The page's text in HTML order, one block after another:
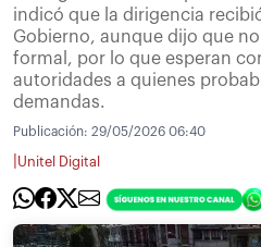
indicó que la dirigencia
Gobierno, aunque dijo que
formal, por lo que esperan
autoridades a quienes
demandas.
Publicación: 29/05/2026 06:40
Unitel Digital